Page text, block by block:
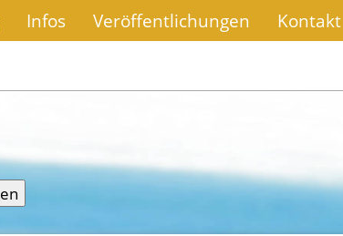
Infos Veröffentlichungen Kontakt